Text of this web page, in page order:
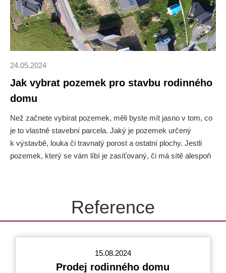
24.05.2024
Jak vybrat pozemek pro stavbu rodinného
domu
Než začnete vybírat pozemek, měli byste mít jasno v tom, co
je to vlastně stavební parcela. Jaký je pozemek určený
k výstavbě, louka či travnatý porost a ostatní plochy. Jestli
pozemek, který se vám líbí je zasíťovaný, či má sítě alespoň
Reference
03.06.2024
Pronájem bytu